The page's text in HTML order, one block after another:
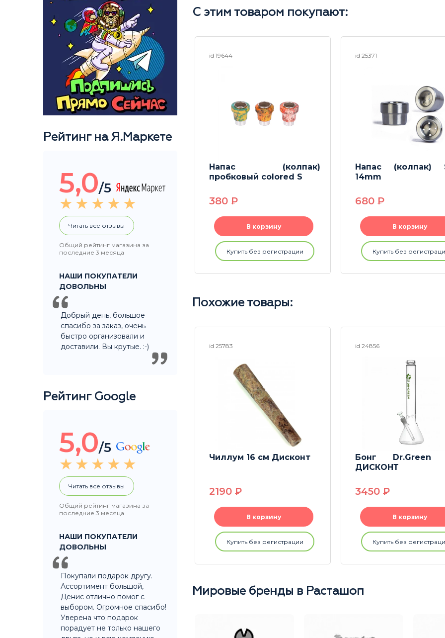
Рейтинг на Я.Маркете
5,0/5
Читать все отзывы
Общий рейтинг магазина за
последние 3 месяца
НАШИ ПОКУПАТЕЛИ
ДОВОЛЬНЫ
Добрый день, большое
спасибо за заказ, очень
быстро организовали и
доставили. Вы крутые. :-)
Рейтинг Google
5,0/5
Читать все отзывы
Общий рейтинг магазина за
последние 3 месяца
НАШИ ПОКУПАТЕЛИ
ДОВОЛЬНЫ
Покупали подарок другу.
Ассортимент большой,
Денис отлично помог с
выбором. Огромное спасибо!
Уверена что подарок
порадует не только нашего
С этим товаром покупают:
id 25470
Metal Screen 12.7мм
290P
В корзину
Купить без регистрации
id 19644
Напас (колпак)
пробковый colored S
380 P
В корзину
Купить без регистрации
id 25371
Напас (колпак)
14mm
680 P
В корзину
Купить без
Похожие товары:
id 24287
Поднос RAW Girl Rolling
Tray ДИСКОНТ 2
250P
В корзину
Купить без регистрации
id 25783
Чиллум 16 см Дисконт
2190 P
В корзину
Купить без регистрации
id 24856
Бонг Dr.Green
ДИСКОНТ
3450 P
В корзину
Купить без
Мировые бренды в Расташоп